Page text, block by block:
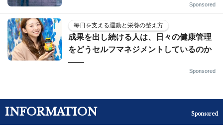
Sponsored
毎日を支える運動と栄養の整え方
成果を出し続ける人は、日々の健康管理
をどうセルフマネジメントしているのか
——
Sponsored
INFORMATION Sponsored